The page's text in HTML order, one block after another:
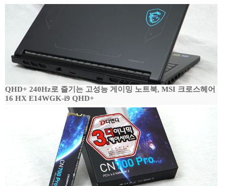
QHD+ 240Hz로 즐기는 고성능 게이밍 노트북, MSI 크로스헤어
16 HX E14WGK-i9 QHD+